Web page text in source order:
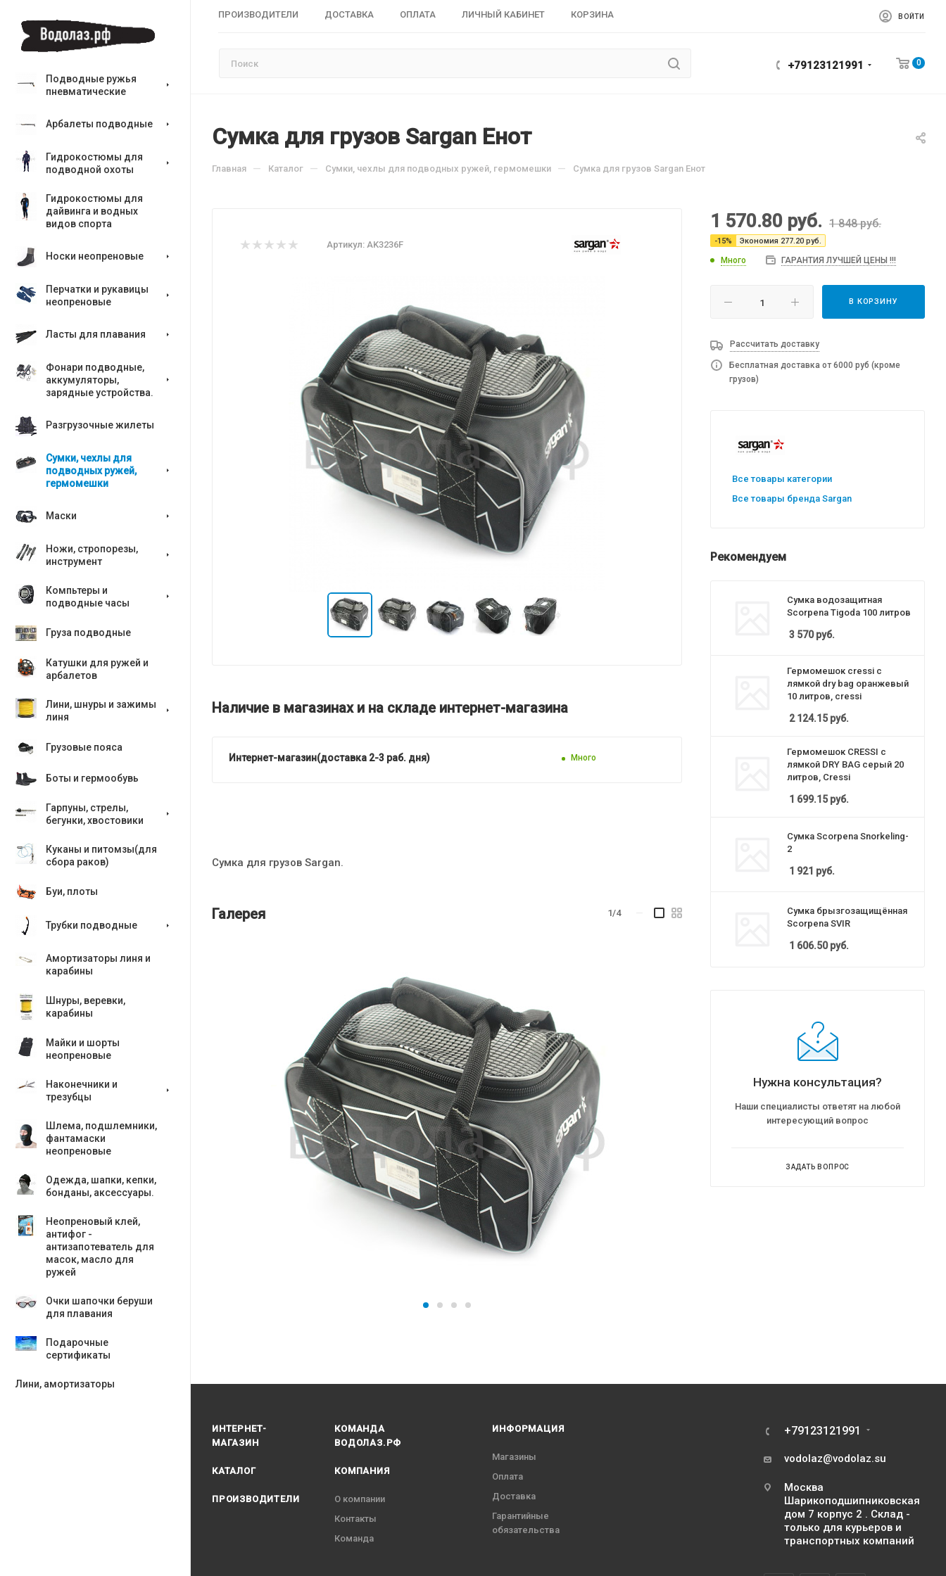
ПРОИЗВОДИТЕЛИ ДОСТАВКА ОПЛАТА ЛИЧНЫЙ КАБИНЕТ КОРЗИНА ВОЙТИ
+79123121991 0
Подводные ружья
пневматические
Арбалеты подводные
Гидрокостюмы для
подводной охоты
Гидрокостюмы для
дайвинга и водных
видов спорта
Носки неопреновые
Перчатки и рукавицы
неопреновые
Ласты для плавания
Фонари подводные,
аккумуляторы,
зарядные устройства.
Разгрузочные жилеты
Сумки, чехлы для
подводных ружей,
гермомешки
Маски
Ножи, стропорезы,
инструмент
Компьтеры и
подводные часы
Груза подводные
Катушки для ружей и
арбалетов
Лини, шнуры и зажимы
линя
Грузовые пояса
Боты и гермообувь
Гарпуны, стрелы,
бегунки, хвостовики
Куканы и питомзы(для
сбора раков)
Буи, плоты
Трубки подводные
Амортизаторы линя и
карабины
Шнуры, веревки,
карабины
Майки и шорты
неопреновые
Наконечники и
трезубцы
Шлема, подшлемники,
фантамаски
неопреновые
Одежда, шапки, кепки,
бонданы, аксесcуары.
Неопреновый клей,
антифог -
антизапотеватель для
масок, масло для
ружей
Очки шапочки беруши
для плавания
Подарочные
сертификаты
Лини, амортизаторы
Сумка для грузов Sargan Енот
Главная — Каталог — Сумки, чехлы для подводных ружей, гермомешки — Сумка для грузов Sargan Енот
Артикул: AK3236F
Наличие в магазинах и на складе интернет-магазина
Интернет-магазин(доставка 2-3 раб. дня) Много
Сумка для грузов Sargan.
Галерея 1/4
1 570.80 руб. 1 848руб.
-15% Экономия 277.20 руб.
Много ГАРАНТИЯ ЛУЧШЕЙ ЦЕНЫ !!!
В КОРЗИНУ
Рассчитать доставку
Бесплатная доставка от 6000 руб (кроме
грузов)
Все товары категории
Все товары бренда Sargan
Рекомендуем
Сумка водозащитная
Scorpena Tigoda 100 литров
3 570руб.
Гермомешок cressi с
лямкой dry bag оранжевый
10 литров, cressi
2 124.15руб.
Гермомешок CRESSI с
лямкой DRY BAG серый 20
литров, Cressi
1 699.15руб.
Сумка Scorpena Snorkeling-
2
1 921 руб.
Сумка брызгозащищённая
Scorpena SVIR
1 606.50руб.
Нужна консультация?
Наши специалисты ответят на любой
интересующий вопрос
ЗАДАТЬ ВОПРОС
ИНТЕРНЕТ-
МАГАЗИН
КАТАЛОГ
ПРОИЗВОДИТЕЛИ
КОМАНДА
ВОДОЛАЗ.РФ
КОМПАНИЯ
О компании
Контакты
Команда
ИНФОРМАЦИЯ
Магазины
Оплата
Доставка
Гарантийные
обязательства
+79123121991
vodolaz@vodolaz.su
Москва
Шарикоподшипниковская
дом 7 корпус 2 . Склад -
только для курьеров и
транспортных компаний